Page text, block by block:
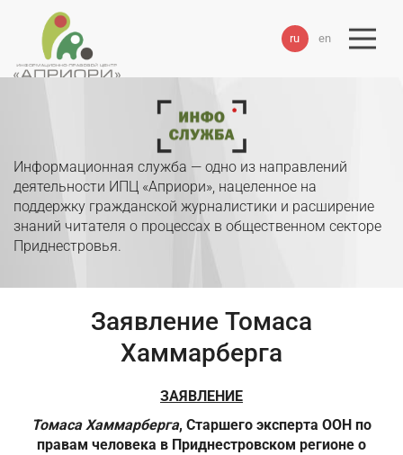
ru en
Информационная служба — одно из направлений
деятельности ИПЦ «Априори», нацеленное на
поддержку гражданской журналистики и расширение
знаний читателя о процессах в общественном секторе
Приднестровья.
Заявление Томаса
Хаммарберга
ЗАЯВЛЕНИЕ
Томаса Хаммарберга, Старшего эксперта ООН по
правам человека в Приднестровском регионе о